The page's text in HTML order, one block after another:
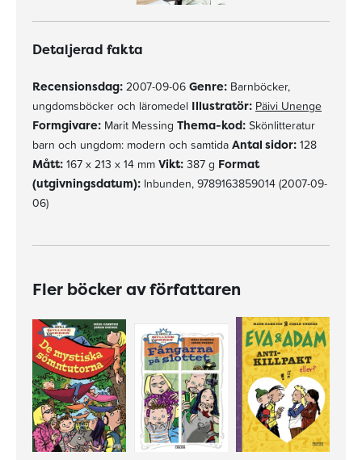
Detaljerad fakta
Recensionsdag: 2007-09-06 Genre: Barnböcker,
ungdomsböcker och läromedel Illustratör: Päivi Unenge
Formgivare: Marit Messing Thema-kod: Skönlitteratur
barn och ungdom: modern och samtida Antal sidor: 128
Mått: 167 x 213 x 14 mm Vikt: 387 g Format
(utgivningsdatum): Inbunden, 9789163859014 (2007-09-
06)
Fler böcker av författaren